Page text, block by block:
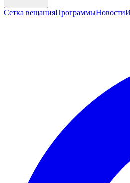
Сетка вещанияПрограммыНовости